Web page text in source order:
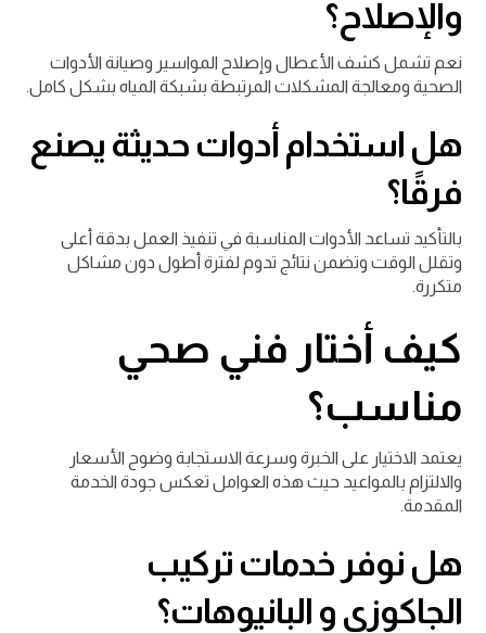
والإصلاح؟
نعم تشمل كشف الأعطال وإصلاح المواسير وصيانة الأدوات
الصحية ومعالجة المشكلات المرتبطة بشبكة المياه بشكل كامل.
هل استخدام أدوات حديثة يصنع
فرقًا؟
بالتأكيد تساعد الأدوات المناسبة في تنفيذ العمل بدقة أعلى
وتقلل الوقت وتضمن نتائج تدوم لفترة أطول دون مشاكل
متكررة.
كيف أختار فني صحي
مناسب؟
يعتمد الاختيار على الخبرة وسرعة الاستجابة وضوح الأسعار
والالتزام بالمواعيد حيث هذه العوامل تعكس جودة الخدمة
المقدمة.
هل نوفر خدمات تركيب
الجاكوزي و البانيوهات؟